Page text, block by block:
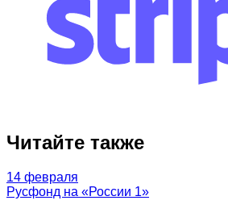
Читайте также
14 февраля
Русфонд на «России 1»